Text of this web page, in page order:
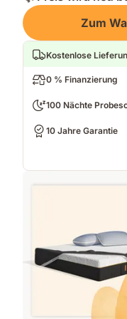
Zum
Kostenlose
0 % Finanzierung
100 Nächte
10 Jahre Garantie